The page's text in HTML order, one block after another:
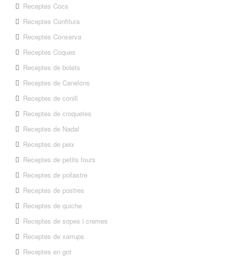
Receptes Cocs
Receptes Confitura
Receptes Conserva
Receptes Coques
Receptes de bolets
Receptes de Canelons
Receptes de conill
Receptes de croquetes
Receptes de Nadal
Receptes de peix
Receptes de petits fours
Receptes de pollastre
Receptes de postres
Receptes de quiche
Receptes de sopes i cremes
Receptes de xarrups
Receptes en got